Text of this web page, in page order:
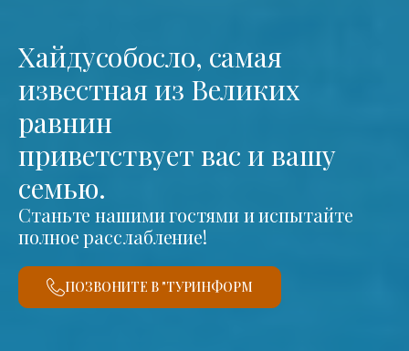
Хайдусобосло, самая
известная из Великих
равнин
приветствует вас и вашу
семью.
Станьте нашими гостями и испытайте
полное расслабление!
ПОЗВОНИТЕ В "ТУРИНФОРМ